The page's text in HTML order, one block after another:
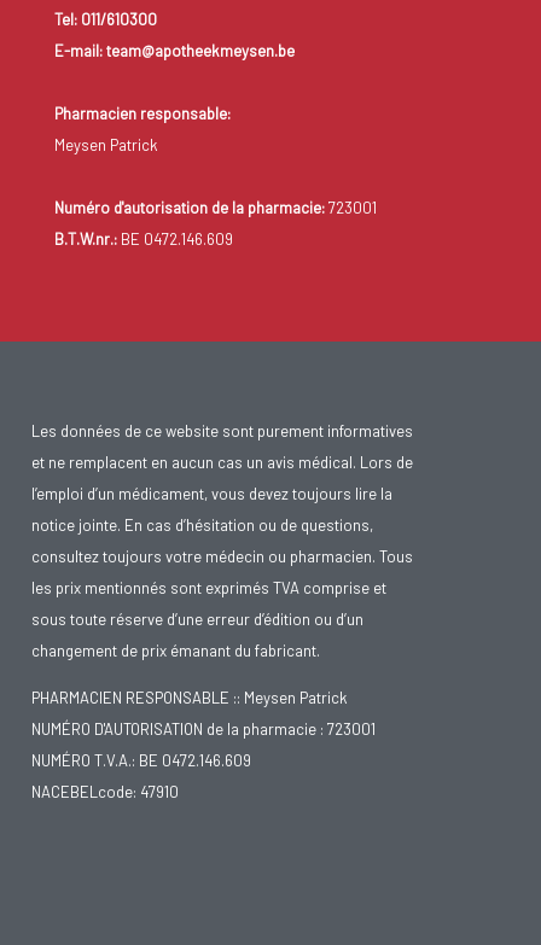
Tel: 011/610300
E-mail: team@apotheekmeysen.be
Pharmacien responsable:
Meysen Patrick
Numéro d'autorisation de la pharmacie:723001
B.T.W.nr.:BE 0472.146.609
Les données de ce website sont purement informatives
et ne remplacent en aucun cas un avis médical. Lors de
l’emploi d’un médicament, vous devez toujours lire la
notice jointe. En cas d’hésitation ou de questions,
consultez toujours votre médecin ou pharmacien. Tous
les prix mentionnés sont exprimés TVA comprise et
sous toute réserve d’une erreur d’édition ou d’un
changement de prix émanant du fabricant.
PHARMACIEN RESPONSABLE :: Meysen Patrick
NUMÉRO D'AUTORISATION de la pharmacie : 723001
NUMÉRO T.V.A.: BE 0472.146.609
NACEBELcode: 47910